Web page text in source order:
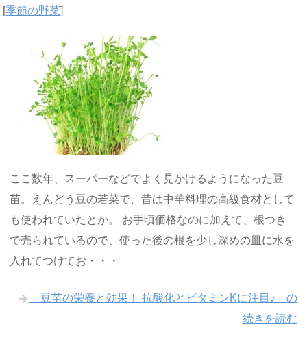
[季節の野菜]
ここ数年、スーパーなどでよく見かけるようになった豆
苗。えんどう豆の若菜で、昔は中華料理の高級食材として
も使われていたとか。 お手頃価格なのに加えて、根つき
で売られているので、使った後の根を少し深めの皿に水を
入れてつけてお・・・
「豆苗の栄養と効果！ 抗酸化とビタミンKに注目♪」の
続きを読む